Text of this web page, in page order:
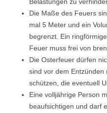
Die Maße des Feuers
mal 5 Meter und ein
begrenzt. Ein
Feuer muss frei von
Die Osterfeuer dürfen
sind vor dem Entzünden
schützen, die eventuell
Eine volljährige Person
beaufsichtigen und darf